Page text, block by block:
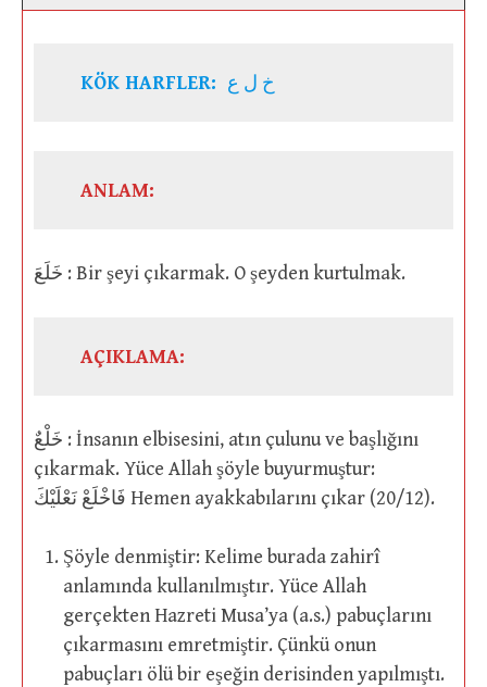
KÖK HARFLER: خ ل ع
ANLAM:
خَلَعَ : Bir şeyi çıkarmak. O şeyden kurtulmak.
AÇIKLAMA:
خَلْعٌ : İnsanın elbisesini, atın çulunu ve başlığını
çıkarmak. Yüce Allah şöyle buyurmuştur:
فَاخْلَعْ نَعْلَيْكَ Hemen ayakkabılarını çıkar (20/12).
Şöyle denmiştir: Kelime burada zahirî
anlamında kullanılmıştır. Yüce Allah
gerçekten Hazreti Musa’ya (a.s.) pabuçlarını
çıkarmasını emretmiştir. Çünkü onun
pabuçları ölü bir eşeğin derisinden yapılmıştı.